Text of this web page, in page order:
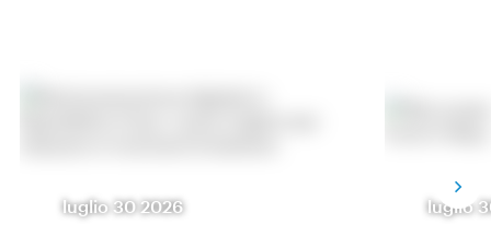
luglio 30 2026 luglio